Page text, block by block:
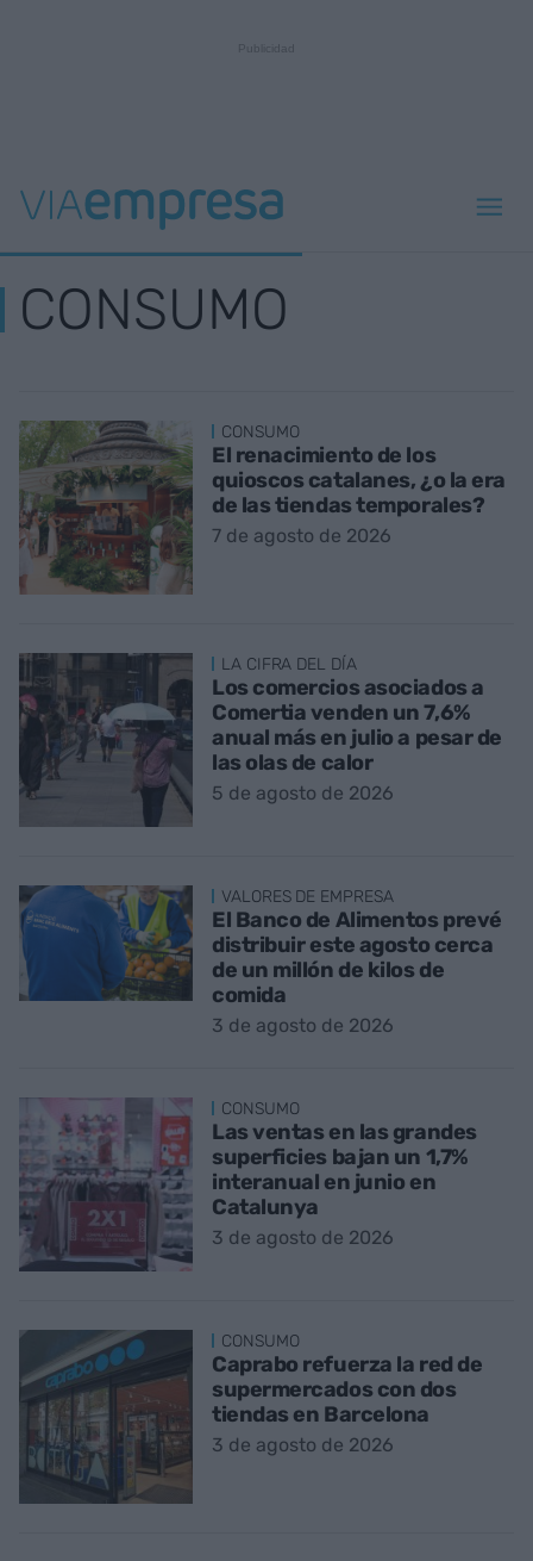
CONSUMO
CONSUMO
El renacimiento de los
quioscos catalanes, ¿o la era
de las tiendas temporales?
7 de agosto de 2026
LA CIFRA DEL DÍA
Los comercios asociados a
Comertia venden un 7,6%
anual más en julio a pesar de
las olas de calor
5 de agosto de 2026
VALORES DE EMPRESA
El Banco de Alimentos prevé
distribuir este agosto cerca
de un millón de kilos de
comida
3 de agosto de 2026
CONSUMO
Las ventas en las grandes
superficies bajan un 1,7%
interanual en junio en
Catalunya
3 de agosto de 2026
CONSUMO
Caprabo refuerza la red de
supermercados con dos
tiendas en Barcelona
3 de agosto de 2026